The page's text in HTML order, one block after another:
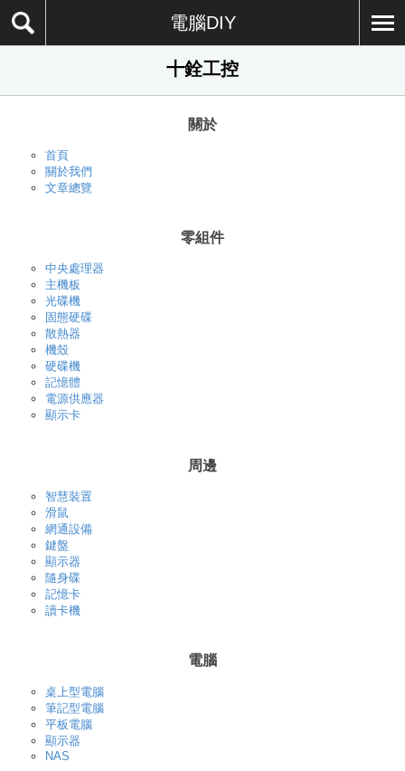
電腦DIY
十銓工控
關於
首頁
關於我們
文章總覽
零組件
中央處理器
主機板
光碟機
固態硬碟
散熱器
機殼
硬碟機
記憶體
電源供應器
顯示卡
周邊
智慧裝置
滑鼠
網通設備
鍵盤
顯示器
隨身碟
記憶卡
讀卡機
電腦
桌上型電腦
筆記型電腦
平板電腦
顯示器
NAS